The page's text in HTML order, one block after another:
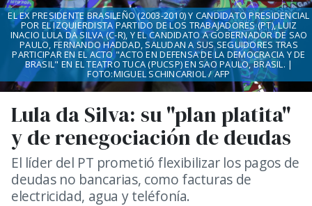
Lula da Silva: su "plan platita"
y de renegociación de deudas
El líder del PT prometió flexibilizar los pagos de
deudas no bancarias, como facturas de
electricidad, agua y teléfonía.
EL EX PRESIDENTE BRASILEÑO (2003-2010) Y CANDIDATO PRESIDENCIAL
POR EL IZQUIERDISTA PARTIDO DE LOS TRABAJADORES (PT), LUIZ
INACIO LULA DA SILVA (C-R), Y EL CANDIDATO A GOBERNADOR DE SAO
PAULO, FERNANDO HADDAD, SALUDAN A SUS SEGUIDORES TRAS
PARTICIPAR EN EL ACTO "ACTO EN DEFENSA DE LA DEMOCRACIA Y DE
BRASIL" EN EL TEATRO TUCA (PUCSP) EN SAO PAULO, BRASIL. |
FOTO:MIGUEL SCHINCARIOL / AFP